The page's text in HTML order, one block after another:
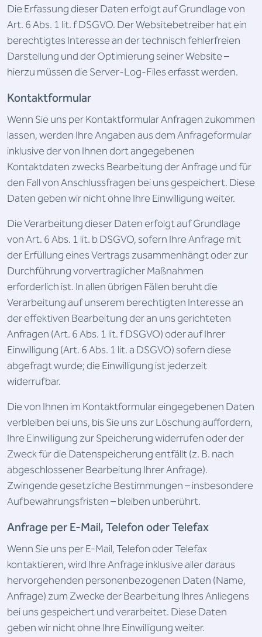
Die Erfassung dieser Daten erfolgt auf Grundlage von
Art. 6 Abs. 1 lit. f DSGVO. Der Websitebetreiber hat ein
berechtigtes Interesse an der technisch fehlerfreien
Darstellung und der Optimierung seiner Website –
hierzu müssen die Server-Log-Files erfasst werden.
Kontaktformular
Wenn Sie uns per Kontaktformular Anfragen zukommen
lassen, werden Ihre Angaben aus dem Anfrageformular
inklusive der von Ihnen dort angegebenen
Kontaktdaten zwecks Bearbeitung der Anfrage und für
den Fall von Anschlussfragen bei uns gespeichert. Diese
Daten geben wir nicht ohne Ihre Einwilligung weiter.
Die Verarbeitung dieser Daten erfolgt auf Grundlage
von Art. 6 Abs. 1 lit. b DSGVO, sofern Ihre Anfrage mit
der Erfüllung eines Vertrags zusammenhängt oder zur
Durchführung vorvertraglicher Maßnahmen
erforderlich ist. In allen übrigen Fällen beruht die
Verarbeitung auf unserem berechtigten Interesse an
der effektiven Bearbeitung der an uns gerichteten
Anfragen (Art. 6 Abs. 1 lit. f DSGVO) oder auf Ihrer
Einwilligung (Art. 6 Abs. 1 lit. a DSGVO) sofern diese
abgefragt wurde; die Einwilligung ist jederzeit
widerrufbar.
Die von Ihnen im Kontaktformular eingegebenen Daten
verbleiben bei uns, bis Sie uns zur Löschung auffordern,
Ihre Einwilligung zur Speicherung widerrufen oder der
Zweck für die Datenspeicherung entfällt (z. B. nach
abgeschlossener Bearbeitung Ihrer Anfrage).
Zwingende gesetzliche Bestimmungen – insbesondere
Aufbewahrungsfristen – bleiben unberührt.
Anfrage per E-Mail, Telefon oder Telefax
Wenn Sie uns per E-Mail, Telefon oder Telefax
kontaktieren, wird Ihre Anfrage inklusive aller daraus
hervorgehenden personenbezogenen Daten (Name,
Anfrage) zum Zwecke der Bearbeitung Ihres Anliegens
bei uns gespeichert und verarbeitet. Diese Daten
geben wir nicht ohne Ihre Einwilligung weiter.